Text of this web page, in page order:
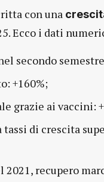
con una
Ecco i dati
secondo
+160%;
grazie ai vaccini:
tassi di crescita
recupero